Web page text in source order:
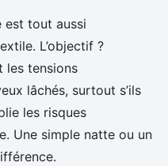
est tout aussi
L’objectif ?
les tensions
lâchés, surtout s’ils
les risques
Une simple natte ou un